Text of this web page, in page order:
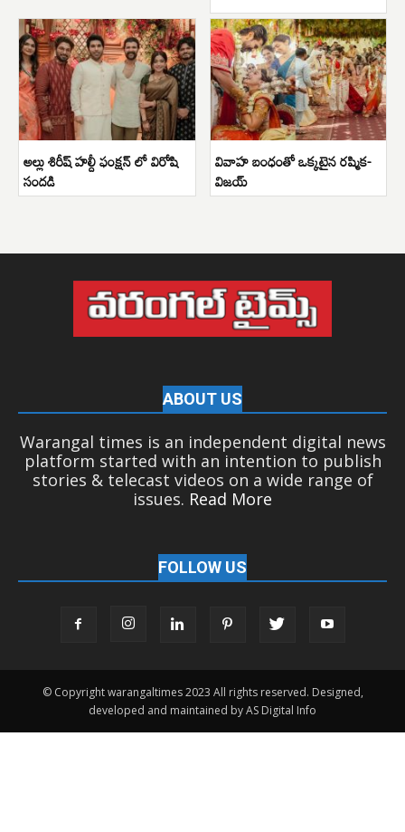
అల్లు శిరీష్ హల్దీ ఫంక్షన్ లో విరోషి
సందడి
వివాహ బంధంతో ఒక్కటైన రష్మిక-
విజయ్
ABOUT US
Warangal times is an independent digital news
platform started with an intention to publish
stories & telecast videos on a wide range of
issues. Read More
FOLLOW US
© Copyright warangaltimes 2023 All rights reserved. Designed,
developed and maintained by AS Digital Info